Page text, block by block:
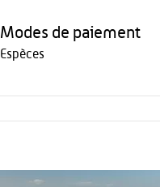
Modes de paiement
Espèces